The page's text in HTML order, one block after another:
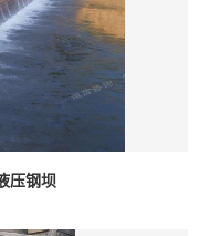
压钢坝